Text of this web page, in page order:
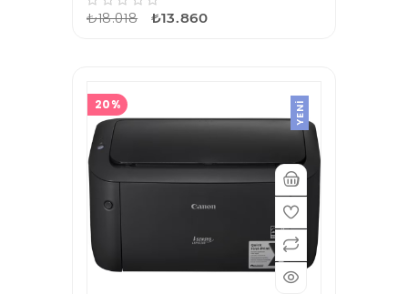
₺18.018 ₺13.860
20% YENI